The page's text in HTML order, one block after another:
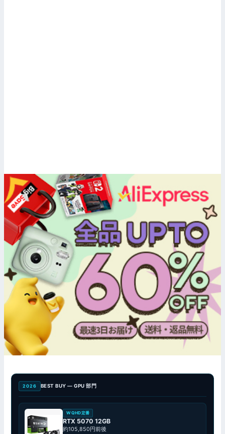
2026 BEST BUY — GPU 部門
WQHD定番
RTX 5070 12GB
約105,850円前後